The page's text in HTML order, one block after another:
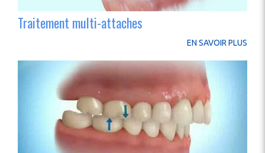
Traitement multi-attaches
EN SAVOIR PLUS